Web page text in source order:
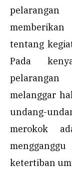
pelarangan
tentang
Pada
melanggar
undang-
merokok
ketertiban